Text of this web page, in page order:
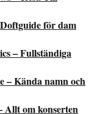
för dam
– Fullständiga
– Kända namn och
Allt om konserten